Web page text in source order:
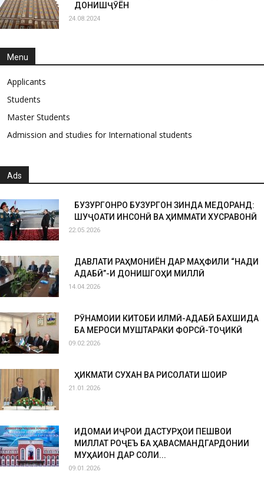
ДОНИШҶӮЁН
24.08.2024
Menu
Applicants
Students
Master Students
Admission and studies for International students
Ads
БУЗУРГОНРО БУЗУРГОН ЗИНДА МЕДОРАНД:
ШУҶОАТИ ИНСОНӢ ВА ҲИММАТИ ХУСРАВОНӢ
22.05.2026
ДАВЛАТИ РАҲМОНИЁН ДАР МАҲФИЛИ “НАҚДИ
АДАБӢ”-И ДОНИШГОҲИ МИЛЛӢ
14.04.2026
РӮНАМОИИ КИТОБИ ИЛМӢ-АДАБӢ БАХШИДА
БА МЕРОСИ МУШТАРАКИ ФОРСӢ-ТОҶИКӢ
09.02.2026
ҲИКМАТИ СУХАН ВА РИСОЛАТИ ШОИР
21.01.2026
ИДОМАИ ИҶРОИ ДАСТУРҲОИ ПЕШВОИ
МИЛЛАТ РОҶЕЪ БА ҲАВАСМАНДГАРДОНИИ
МУҲАҚҚИҚОН ДАР СОЛИ...
09.01.2026